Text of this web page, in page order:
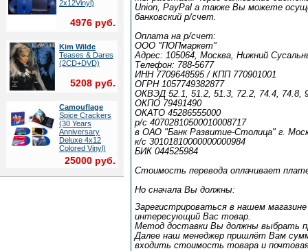
2x12Vinyl)
4976 руб.
Kim Wilde
Teases & Dares
(2CD+DVD)
5208 руб.
Camouflage
Spice Crackers
(30 Years
Anniversary
Deluxe 4x12
Colored Vinyl)
25000 руб.
Union, PayPal а также Вы можете
банковский р/счет.
Оплата на р/счет:
ООО "ПОПмаркет"
Адрес: 105064, Москва, Нижний
Телефон: 788-5677
ИНН 7709648595 / КПП 770901001
ОГРН 1057749382877
ОКВЭД 52.1, 51.2, 51.3, 72.2, 74.4, 74.8,
ОКПО 79491490
ОКАТО 45286555000
р/с 40702810500010008717
в ОАО "Банк Развитие-Столица" г.
к/с 30101810000000000984
БИК 044525984
Стоимость перевода оплачивает
Но сначала Вы должны:
Зарегистрироваться в нашем
интересующий Вас товар.
Метод доставки Вы должны выбрать
Далее наш менеджер пришлёт Вам
входить стоимость товара и